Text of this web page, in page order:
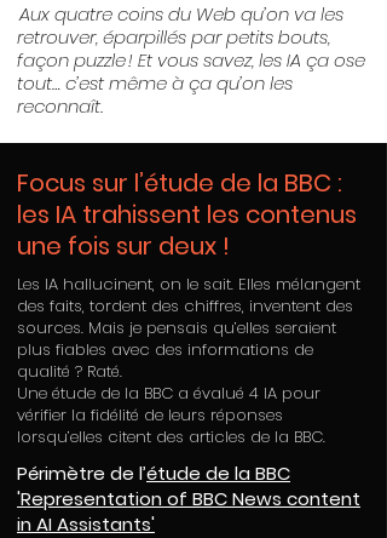
Aux quatre coins du Web qu’on va les
retrouver, éparpillés par petits bouts,
façon puzzle ! Et vous savez, les IA ça ose
tout… c’est même à ça qu’on les
reconnaît.
Focus sur l’étude de la BBC :
les IA trahissent les contenus
une fois sur deux !
Les IA hallucinent, on le sait. Elles mélangent
des faits, tordent des chiffres, inventent des
sources. Mais je pensais qu’elles seraient
plus fiables avec des informations de
qualité ? Raté.
Une étude de la BBC a évalué 4 IA pour
vérifier la fidélité de leurs réponses
lorsqu’elles citent des articles de la BBC.
Périmètre de l’étude de la BBC
'Representation of BBC News content
in AI Assistants'